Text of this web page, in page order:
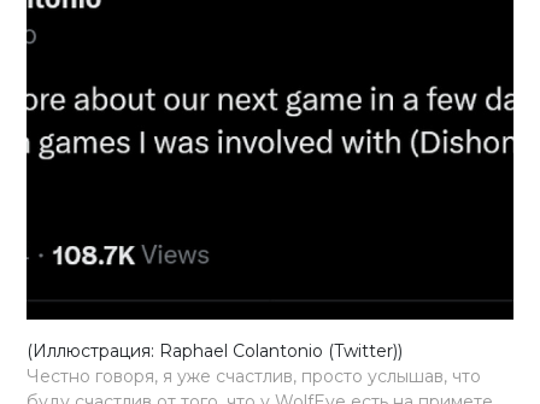
(Иллюстрация: Raphael Colantonio (Twitter))
Честно говоря, я уже счастлив, просто услышав, что